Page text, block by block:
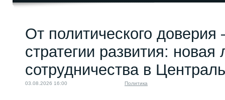
– щедрая душа....
От политического
стратегии развития: новая
сотрудничества в
03.08.2026 16:00 Политика